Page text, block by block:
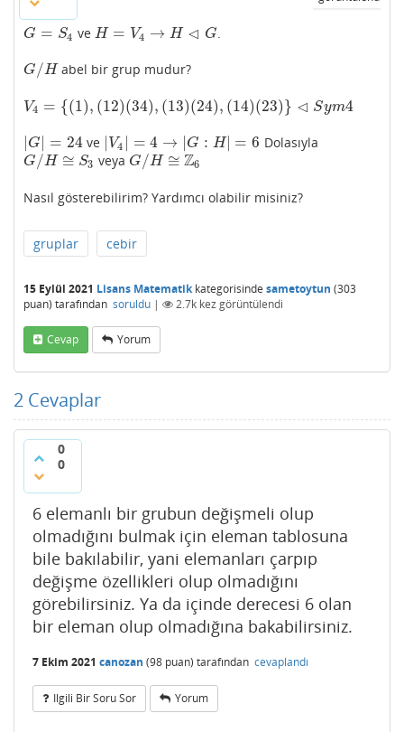
G = S4
G= S4 veH = V4 → H ⊲ G
H= V4 →H ⊲G .
G/H
G/H abel bir grup mudur?
V4 = {(1), (12)(34), (13)(24), (14)(23)} ⊲ Sym4
V4 ={(1 ), (12)(34),(13)(24), 14)(23)}⊲S ym4
G = 24
|G =24 ve V4 = 4 → G : H| = 6
|V4 =4 → |G: H|= 6 Dolasıyla
G/H ≅ S3
G/H≅ S3 veya G/H ≅ Z6
G/H≅ Z6
Nasıl gösterebilirim? Yardımcı olabilir misiniz?
gruplar cebir
15 Eylül 2021 Lisans Matematikkategorisinde sametoytun (303
puan) tarafından soruldu | 2.7k kez görüntülendi
Cevap Yorum
2 Cevaplar
0
0
6 elemanlı bir grubun değişmeli olup
olmadığını bulmak için eleman tablosuna
bile bakılabilir, yani elemanları çarpıp
değişme özellikleri olup olmadığını
görebilirsiniz. Ya da içinde derecesi 6 olan
bir eleman olup olmadığına bakabilirsiniz.
7 Ekim 2021 canozan (98 puan) tarafından cevaplandı
Ilgili Bir Soru Sor Yorum